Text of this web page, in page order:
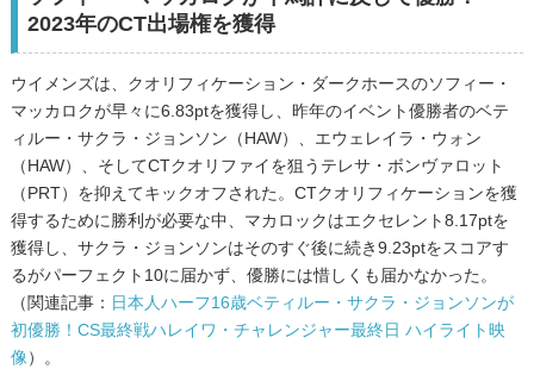
2023年のCT出場権を獲得
ウイメンズは、クオリフィケーション・ダークホースのソフィー・
マッカロクが早々に6.83ptを獲得し、昨年のイベント優勝者のベテ
ィルー・サクラ・ジョンソン（HAW）、エウェレイラ・ウォン
（HAW）、そしてCTクオリファイを狙うテレサ・ボンヴァロット
（PRT）を抑えてキックオフされた。CTクオリフィケーションを獲
得するために勝利が必要な中、マカロックはエクセレント8.17ptを
獲得し、サクラ・ジョンソンはそのすぐ後に続き9.23ptをスコアす
るがパーフェクト10に届かず、優勝には惜しくも届かなかった。
（関連記事： 日本人ハーフ16歳ベティルー・サクラ・ジョンソンが
初優勝！CS最終戦ハレイワ・チャレンジャー最終日 ハイライト映
像）。